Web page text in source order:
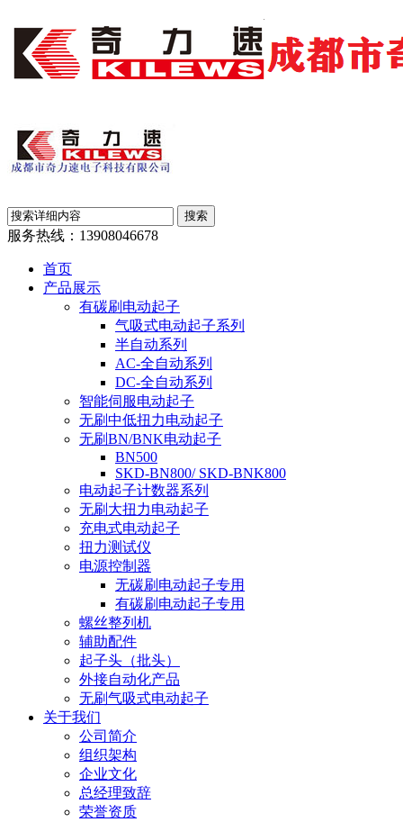
服务热线： 13908046678
首页
产品展示
有碳刷电动起子
气吸式电动起子系列
半自动系列
AC-全自动系列
DC-全自动系列
智能伺服电动起子
无刷中低扭力电动起子
无刷BN/BNK电动起子
BN500
SKD-BN800/ SKD-BNK800
电动起子计数器系列
无刷大扭力电动起子
充电式电动起子
扭力测试仪
电源控制器
无碳刷电动起子专用
有碳刷电动起子专用
螺丝整列机
辅助配件
起子头（批头）
外接自动化产品
无刷气吸式电动起子
关于我们
公司简介
组织架构
企业文化
总经理致辞
荣誉资质